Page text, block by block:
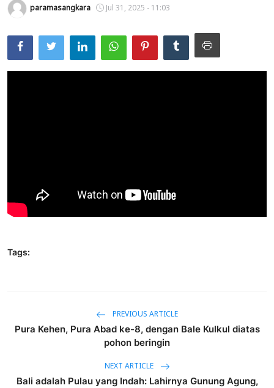
Seni
Kisah
paramasangkara Jul 31, 2025 - 11:03
Tags:
PREVIOUS ARTICLE
Pura Kehen, Pura Abad ke-8, dengan Bale Kulkul diatas
pohon beringin
NEXT ARTICLE
Bali adalah Pulau yang Indah: Lahirnya Gunung Agung,